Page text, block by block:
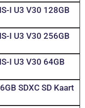
I U3 V30 128GB
I U3 V30 256GB
I U3 V30 64GB
SDXC SD Kaart